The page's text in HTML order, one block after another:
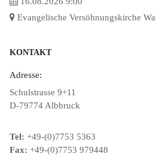
Evangelische Versöhnungskirche
KONTAKT
Adresse:
Schulstrasse 9+11
D-79774 Albbruck
Tel: +49-(0)7753 5363
Fax: +49-(0)7753 979448